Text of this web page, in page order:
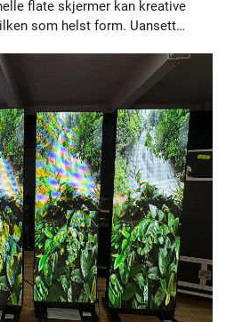
flate skjermer kan kreative
som helst form. Uansett
transformerer de vanlige rom